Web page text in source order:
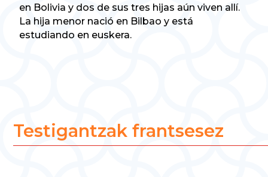
en Bolivia y dos de sus tres hijas aún viven allí.
La hija menor nació en Bilbao y está
estudiando en euskera.
Testigantzak frantsesez